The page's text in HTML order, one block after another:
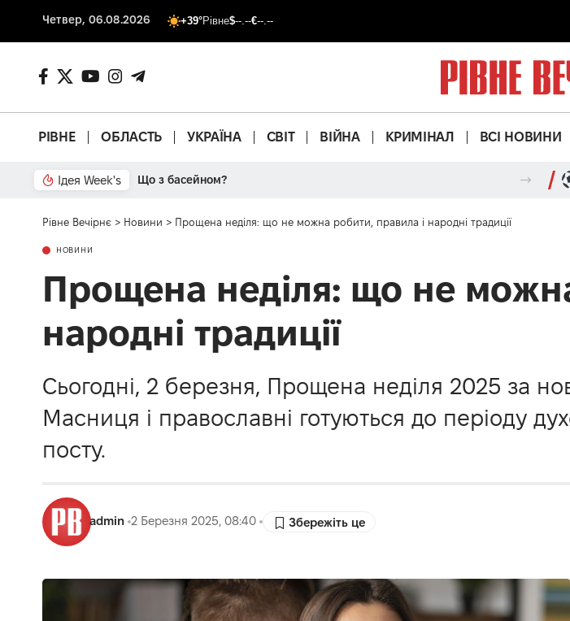
Четвер, 06.08.2026 +39°Рівне$--.--€--.--
РІВНЕ ОБЛАСТЬ УКРАЇНА СВІТ ВІЙНА КРИМІНАЛ ВСІ НОВИНИ
Ідея Week's Що з басейном?
Рівне Вечірнє > Новини > Прощена неділя: що не можна робити, правила і народні традиції
НОВИНИ
Прощена неділя: що не
народні традиції
Сьогодні, 2 березня, Прощена неділя 2025 за
Масниця і православні готуються до періоду
посту.
admin 2 Березня 2025, 08:40